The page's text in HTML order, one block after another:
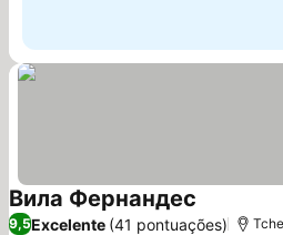
Вила Фернандес Ver preços
9,5Excelente (41 pontuações)